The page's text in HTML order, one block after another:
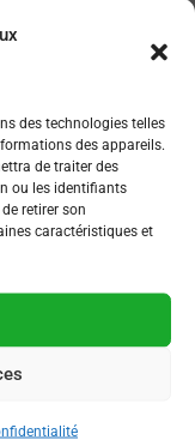
des technologies telles
des appareils.
de traiter des
ou les identifiants
retirer son
caractéristiques et
et
l’objectif
analytique
…) et
Le/la
le territoire
avec